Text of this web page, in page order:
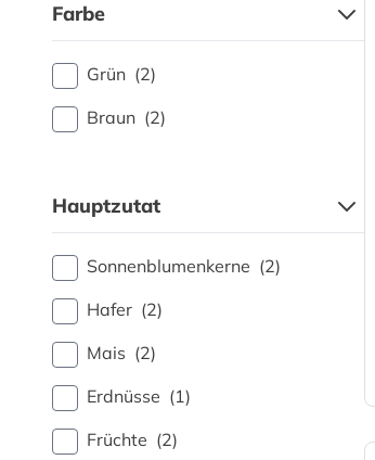
Farbe
Grün (2)
Braun (2)
Hauptzutat
Sonnenblumenkerne (2)
Hafer (2)
Mais (2)
Erdnüsse (1)
Früchte (2)